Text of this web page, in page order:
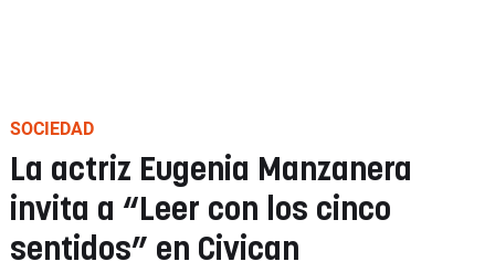
SOCIEDAD
La actriz Eugenia Manzanera
invita a “Leer con los cinco
sentidos” en Civican